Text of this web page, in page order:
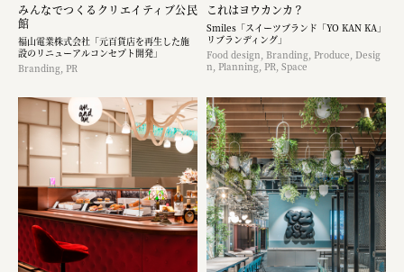
みんなでつくるクリエイティブ公民
館
福山電業株式会社「元百貨店を再生した施
設のリニューアルコンセプト開発」
Branding, PR
これはヨウカンカ？
Smiles「スイーツブランド「YO KAN KA」
リブランディング」
Food design, Branding, Produce, Desig
n, Planning, PR, Space